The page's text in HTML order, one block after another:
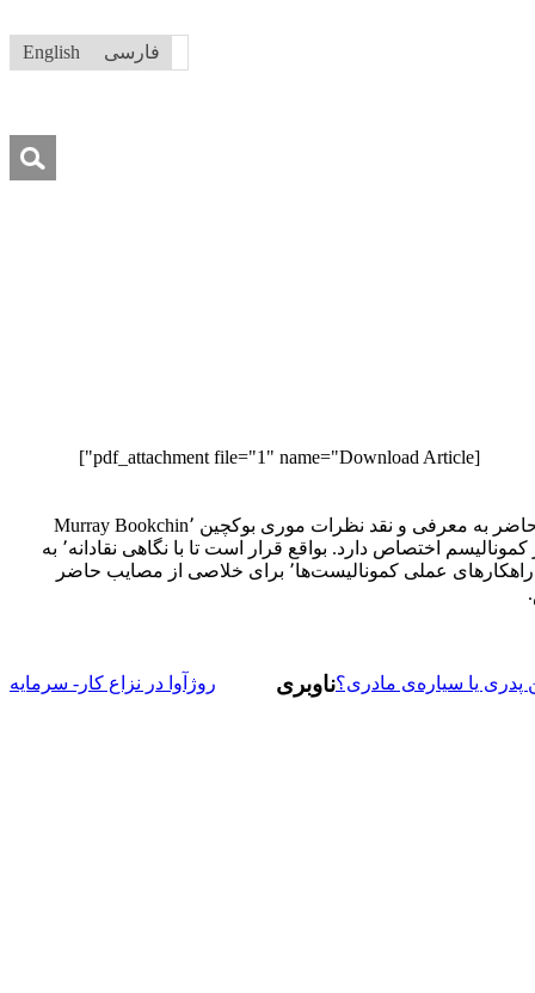
فارسی English
[pdf_attachment file="1" name="Download Article"]
نوشتار حاضر به معرفی و نقد نظرات موری بوکچین Murray Bookchin٬
بنیانگذار کمونالیسم اختصاص دارد. بواقع قرار است تا با نگاهی نقادانه٬ به
بررسی راهکارهای عملی کمونالیست‌ها٬ برای خلاصی از مصایب حاضر
پدری یا سیاره‌ی مادری؟ روژآوا در نزاع کار- سرمایه ناوبری